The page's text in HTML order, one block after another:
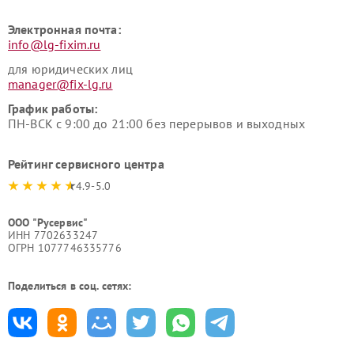
Электронная почта:
info@lg-fixim.ru
для юридических лиц
manager@fix-lg.ru
График работы:
ПН-ВСК с 9:00 до 21:00 без перерывов и выходных
Рейтинг сервисного центра
4.9-5.0
ООО "Русервис"
ИНН 7702633247
ОГРН 1077746335776
Поделиться в соц. сетях: